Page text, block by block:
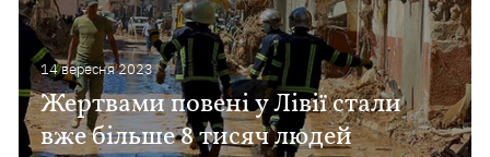
14 вересня 2023
Жертвами повені у Лівії стали
вже більше 8 тисяч людей